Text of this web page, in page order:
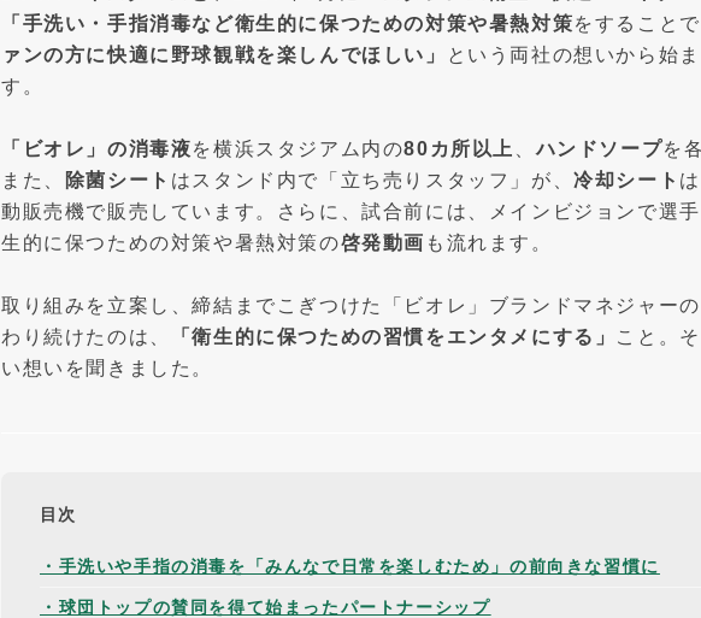
「手洗い・手指消毒など衛生的に保つための対策や暑熱対策をすること
ァンの方に快適に野球観戦を楽しんでほしい」
という両社の想いから始
す。
「ビオレ」の消毒液を横浜スタジアム内の80カ所以上 、ハンドソープを
また、
除菌シート はスタンド内で「立ち売りスタッフ」が、冷却シート
動販売機で販売しています。さらに、試合前には、メインビジョンで選
生的に保つための対策や暑熱対策の啓発動画 も流れます。
取り組みを立案し、締結までこぎつけた「ビオレ」ブランドマネジャー
わり続けたのは、
「衛生的に保つための習慣をエンタメにする」 こと。
い想いを聞きました。
目次
・手洗いや手指の消毒を「みんなで日常を楽しむため」の前向きな習慣に
・球団トップの賛同を得て始まったパートナーシップ